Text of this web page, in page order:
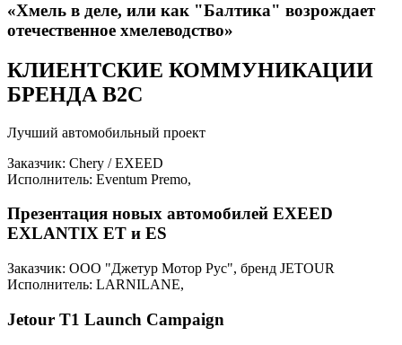
«Хмель в деле, или как "Балтика" возрождает
отечественное хмелеводство»
КЛИЕНТСКИЕ КОММУНИКАЦИИ
БРЕНДА B2C
Лучший автомобильный проект
Заказчик: Chery / EXEED
Исполнитель: Eventum Premo,
Презентация новых автомобилей EXEED
EXLANTIX ET и ES
Заказчик: ООО "Джетур Мотор Рус", бренд JETOUR
Исполнитель: LARNILANE,
Jetour T1 Launch Campaign